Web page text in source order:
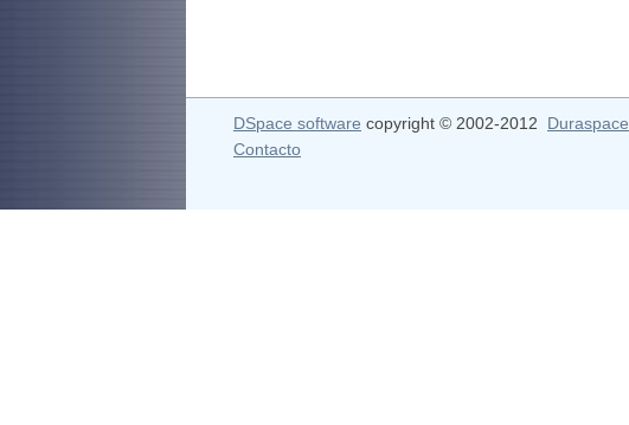
DSpace software copyright © 2002-2012 Duraspace
Contacto